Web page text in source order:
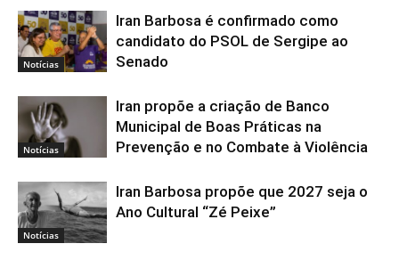
Notícias
Iran Barbosa é confirmado como
candidato do PSOL de Sergipe ao
Senado
Notícias
Iran propõe a criação de Banco
Municipal de Boas Práticas na
Prevenção e no Combate à Violência
Notícias
Iran Barbosa propõe que 2027 seja o
Ano Cultural “Zé Peixe”